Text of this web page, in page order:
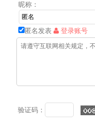
昵称：
匿名发表 登录账号
验证码：